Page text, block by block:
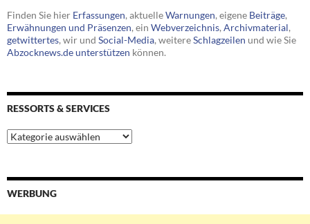
Finden Sie hier Erfassungen, aktuelleWarnungen, eigene Beiträge,
Erwähnungen und Präsenzen, ein Webverzeichnis, Archivmaterial,
getwittertes, wir und Social-Media, weitereSchlagzeilen und wie Sie
Abzocknews.de unterstützen können.
RESSORTS & SERVICES
Ressorts
&
WERBUNG